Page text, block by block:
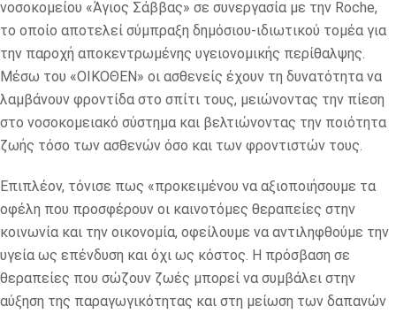
νοσοκομείου «Άγιος Σάββας» σε συνεργασία με την Roche,
το οποίο αποτελεί σύμπραξη δημόσιου-ιδιωτικού τομέα για
την παροχή αποκεντρωμένης υγειονομικής περίθαλψης.
Μέσω του «ΟΙΚΟΘΕΝ» οι ασθενείς έχουν τη δυνατότητα να
λαμβάνουν φροντίδα στο σπίτι τους, μειώνοντας την πίεση
στο νοσοκομειακό σύστημα και βελτιώνοντας την ποιότητα
ζωής τόσο των ασθενών όσο και των φροντιστών τους.
Επιπλέον, τόνισε πως «προκειμένου να αξιοποιήσουμε τα
οφέλη που προσφέρουν οι καινοτόμες θεραπείες στην
κοινωνία και την οικονομία, οφείλουμε να αντιληφθούμε την
υγεία ως επένδυση και όχι ως κόστος. Η πρόσβαση σε
θεραπείες που σώζουν ζωές μπορεί να συμβάλει στην
αύξηση της παραγωγικότητας και στη μείωση των δαπανών